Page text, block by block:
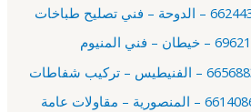
مقاولات عامة الكويت 66140865 – المنصورية – مقاولات عامة